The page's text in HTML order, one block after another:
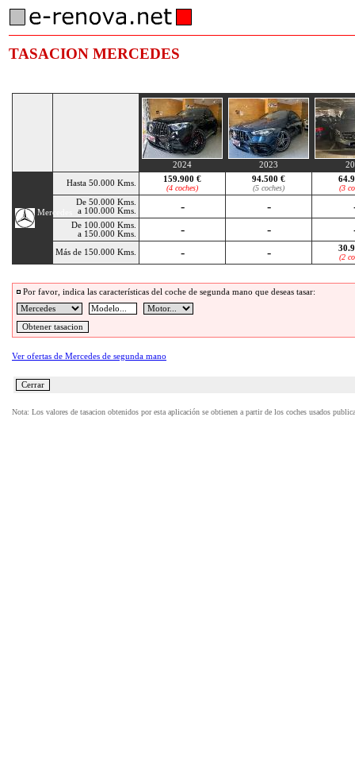
TASACION MERCEDES
2024 2023
Mercedes
Hasta 50.000 Kms.
159.900 €
(4 coches)
94.500 €
(5 coches)
(3
De 50.000 Kms.
a 100.000 Kms.
- -
De 100.000 Kms.
a 150.000 Kms.
- -
Más de 150.000 Kms. - -
(2
Por favor, indica las características del coche de segunda mano que deseas tasar:
Ver ofertas de Mercedes de segunda mano
Nota: Los valores de tasacion obtenidos por esta aplicación se obtienen a partir de los coches usados